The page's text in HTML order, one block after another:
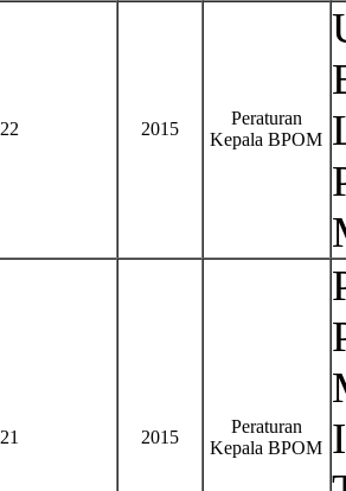
22 2015
Peraturan
Kepala BPOM
21 2015
Peraturan
Kepala BPOM